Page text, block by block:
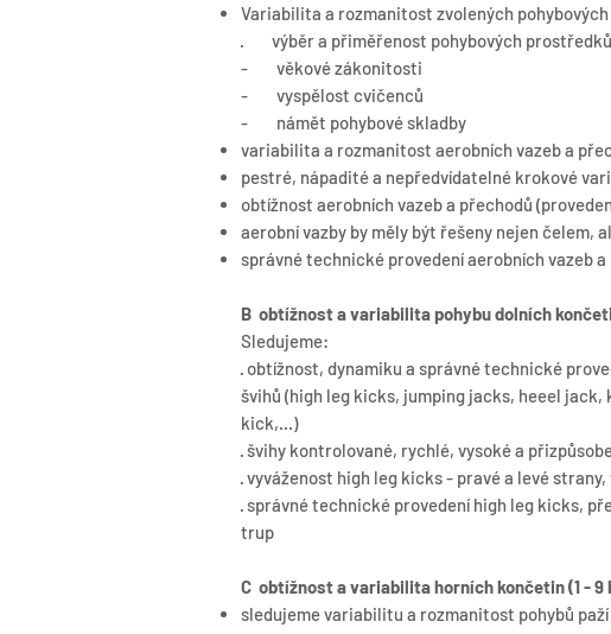
Variabilita a rozmanitost zvolených
· výběr a přiměřenost pohybových prostředků
- věkové zákonitosti
- vyspělost cvičenců
- námět pohybové skladby
variabilita a rozmanitost aerobních vazeb a
pestré, nápadité a nepředvídatelné krokové
obtížnost aerobních vazeb a přechodů
aerobní vazby by měly být řešeny nejen čelem,
správné technické provedení aerobních vazeb a
B obtížnost a variabilita pohybu dolních
Sledujeme:
· obtížnost, dynamiku a správné technické
švihů (high leg kicks, jumping jacks, heeel
kick,...)
· švihy kontrolované, rychlé, vysoké a
· vyváženost high leg kicks - pravé a levé
· správné technické provedení high leg kicks,
trup
C obtížnost a variabilita horních končetin (1 - 9
sledujeme variabilitu a rozmanitost pohybů